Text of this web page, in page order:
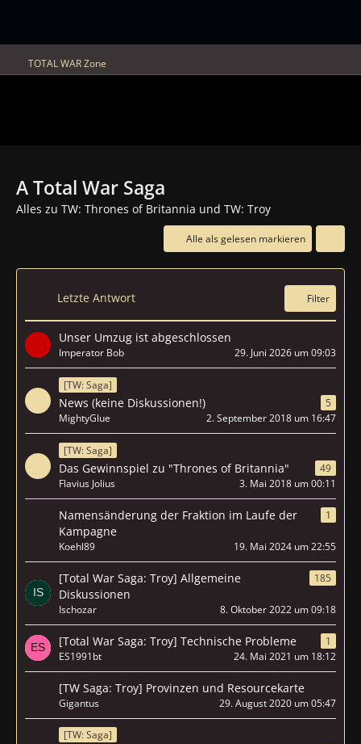
TOTAL WAR Zone
A Total War Saga
Alles zu TW: Thrones of Britannia und TW: Troy
Alle als gelesen markieren
Letzte Antwort Filter
Unser Umzug ist abgeschlossen
Imperator Bob 29. Juni 2026 um 09:03
[TW: Saga]
News (keine Diskussionen!)
5
MightyGlue
2. September 2018 um 16:47
[TW: Saga]
Das Gewinnspiel zu "Thrones of Britannia"
49
Flavius Jolius
3. Mai 2018 um 00:11
Namensänderung der Fraktion im Laufe der
Kampagne
1
Koehl89 19. Mai 2024 um 22:55
[Total War Saga: Troy] Allgemeine
Diskussionen
185
Ischozar 8. Oktober 2022 um 09:18
[Total War Saga: Troy] Technische Probleme
1
ES1991bt
24. Mai 2021 um 18:12
[TW Saga: Troy] Provinzen und Resourcekarte
Gigantus 29. August 2020 um 05:47
[TW: Saga]